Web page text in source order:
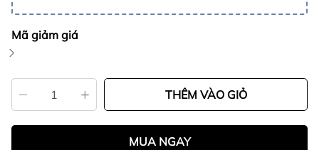
Mã giảm giá
THÊM VÀO GIỎ
MUA NGAY